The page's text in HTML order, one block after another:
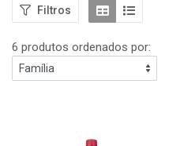
Filtros
6 produtos ordenados por: